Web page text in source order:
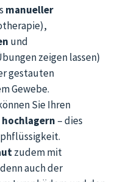
manueller
und
zeigen lassen)
gestauten
Gewebe.
Sie Ihren
– dies
zudem mit
auch der